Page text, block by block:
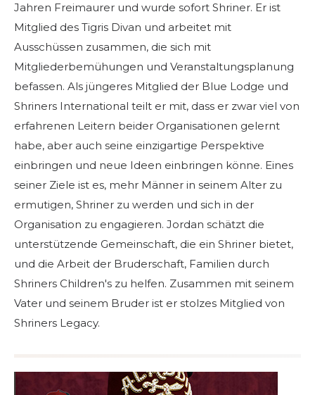
Jahren Freimaurer und wurde sofort Shriner. Er ist
Mitglied des Tigris Divan und arbeitet mit
Ausschüssen zusammen, die sich mit
Mitgliederbemühungen und Veranstaltungsplanung
befassen. Als jüngeres Mitglied der Blue Lodge und
Shriners International teilt er mit, dass er zwar viel von
erfahrenen Leitern beider Organisationen gelernt
habe, aber auch seine einzigartige Perspektive
einbringen und neue Ideen einbringen könne. Eines
seiner Ziele ist es, mehr Männer in seinem Alter zu
ermutigen, Shriner zu werden und sich in der
Organisation zu engagieren. Jordan schätzt die
unterstützende Gemeinschaft, die ein Shriner bietet,
und die Arbeit der Bruderschaft, Familien durch
Shriners Children's zu helfen. Zusammen mit seinem
Vater und seinem Bruder ist er stolzes Mitglied von
Shriners Legacy.